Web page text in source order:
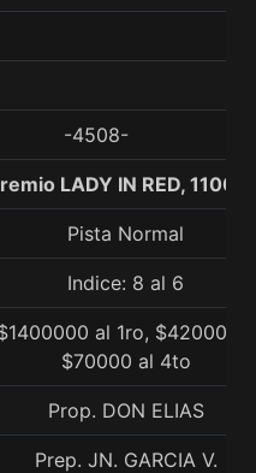
-4508-
LADY IN RED, 1100
Pista Normal
Indice: 8 al 6
al 1ro, $420000
$70000 al 4to
Prop. DON ELIAS
Prep. JN. GARCIA V.